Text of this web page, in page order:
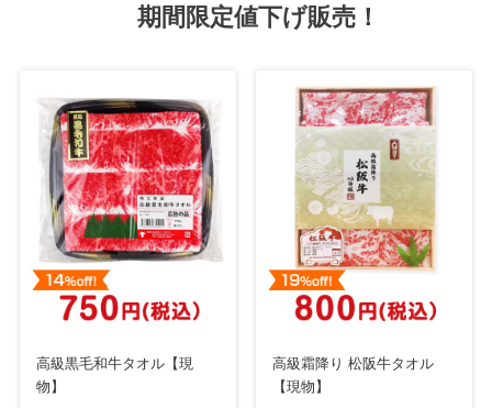
期間限定値下げ販売！
高級黒毛和牛タオル【現
物】
高級霜降り 松阪牛タオル
【現物】